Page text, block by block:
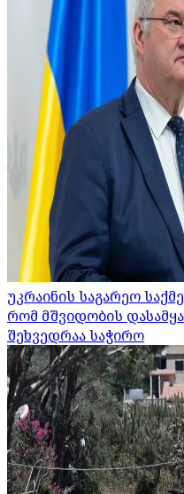
უკრაინის საგარეო
რომ მშვიდობის
შეხვედრაა საჭირო